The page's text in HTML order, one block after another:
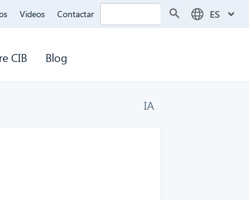
Videos Contactar Buscar: ES
CIB Blog
IA